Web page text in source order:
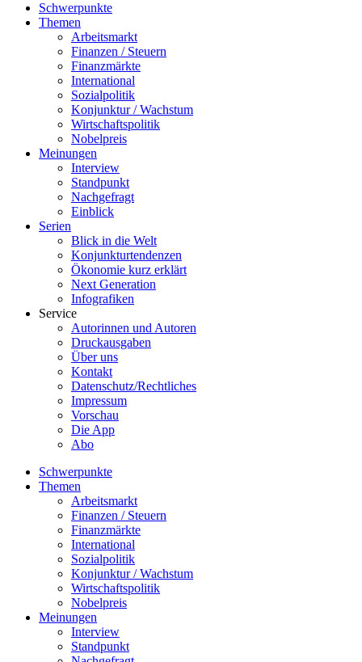
Schwerpunkte
Themen
Arbeitsmarkt
Finanzen / Steuern
Finanzmärkte
International
Sozialpolitik
Konjunktur / Wachstum
Wirtschaftspolitik
Nobelpreis
Meinungen
Interview
Standpunkt
Nachgefragt
Einblick
Serien
Blick in die Welt
Konjunkturtendenzen
Ökonomie kurz erklärt
Next Generation
Infografiken
Service
Autorinnen und Autoren
Druckausgaben
Über uns
Kontakt
Datenschutz/Rechtliches
Impressum
Vorschau
Die App
Abo
Schwerpunkte
Themen
Arbeitsmarkt
Finanzen / Steuern
Finanzmärkte
International
Sozialpolitik
Konjunktur / Wachstum
Wirtschaftspolitik
Nobelpreis
Meinungen
Interview
Standpunkt